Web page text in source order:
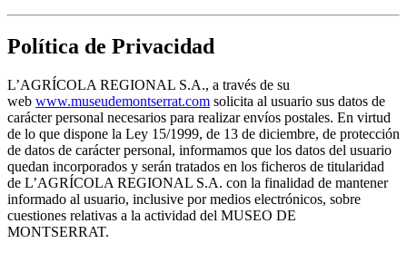
Política de Privacidad
L’AGRÍCOLA REGIONAL S.A., a través de su
web www.museudemontserrat.com solicita al usuario sus datos de
carácter personal necesarios para realizar envíos postales. En virtud
de lo que dispone la Ley 15/1999, de 13 de diciembre, de protección
de datos de carácter personal, informamos que los datos del usuario
quedan incorporados y serán tratados en los ficheros de titularidad
de L’AGRÍCOLA REGIONAL S.A. con la finalidad de mantener
informado al usuario, inclusive por medios electrónicos, sobre
cuestiones relativas a la actividad del MUSEO DE
MONTSERRAT.